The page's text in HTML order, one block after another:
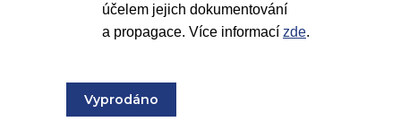
účelem jejich dokumentování
a propagace. Více informací zde.
Vyprodáno